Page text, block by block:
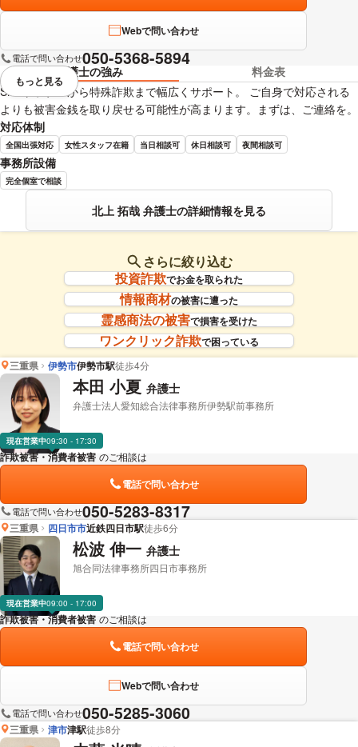
Webで問い合わせ
電話で問い合わせ050-5368-5894
弁護士の強み
料金表
SNSトラブルから特殊詐欺まで幅広くサポート。 ご自身で対応される
よりも被害金銭を取り戻せる可能性が高まります。まずは、ご連絡を。
対応体制
全国出張対応 女性スタッフ在籍 当日相談可 休日相談可 夜間相談可
事務所設備
完全個室で相談
北上 拓哉 弁護士の詳細情報を見る
視覚的に省略されている要素を
もっと見る
さらに絞り込む
投資詐欺でお金を取られた
情報商材の被害に遭った
霊感商法の被害で損害を受けた
ワンクリック詐欺で困っている
三重県
伊勢市伊勢市駅徒歩4分
本田 小夏 弁護士
弁護士法人愛知総合法律事務所伊勢駅前事務所
現在営業中09:30 - 17:30
詐欺被害・消費者被害 のご相談は
電話で問い合わせ
電話で問い合わせ050-5283-8317
三重県 四日市市近鉄四日市駅徒歩6分
松波 伸一 弁護士
旭合同法律事務所四日市事務所
現在営業中09:00 - 17:00
詐欺被害・消費者被害 のご相談は
電話で問い合わせ
Webで問い合わせ
電話で問い合わせ050-5285-3060
三重県 津市津駅徒歩8分